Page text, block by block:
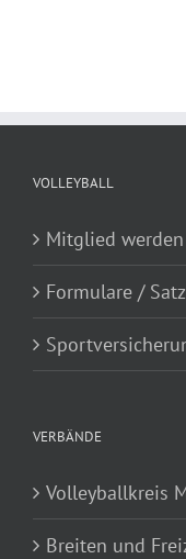
VOLLEYBALL
Mitglied werden
Formulare /
VERBÄNDE
Volleyballkreis
Breiten und